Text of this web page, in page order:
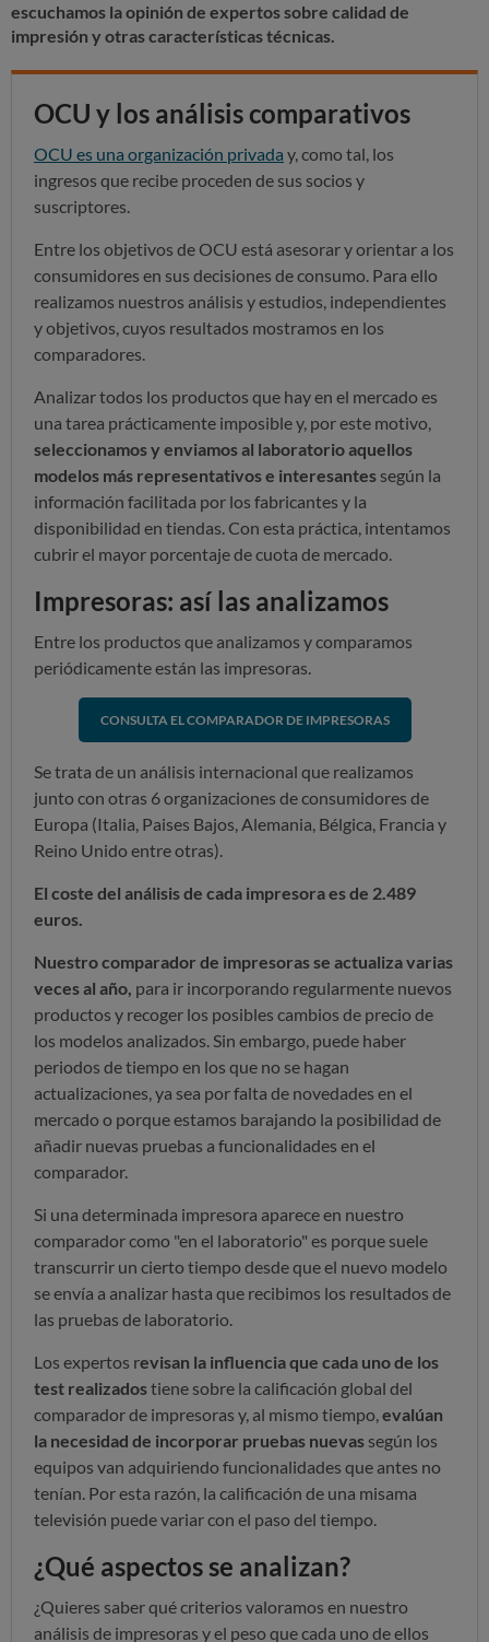
escuchamos la opinión de expertos sobre calidad de
impresión y otras características técnicas.
OCU y los análisis comparativos
OCU es una organización privada y, como tal, los
ingresos que recibe proceden de sus socios y
suscriptores.
Entre los objetivos de OCU está asesorar y orientar a los
consumidores en sus decisiones de consumo. Para ello
realizamos nuestros análisis y estudios, independientes
y objetivos, cuyos resultados mostramos en los
comparadores.
Analizar todos los productos que hay en el mercado es
una tarea prácticamente imposible y, por este motivo,
seleccionamos y enviamos al laboratorio aquellos
modelos más representativos e interesantes según la
información facilitada por los fabricantes y la
disponibilidad en tiendas. Con esta práctica, intentamos
cubrir el mayor porcentaje de cuota de mercado.
Impresoras: así las analizamos
Entre los productos que analizamos y comparamos
periódicamente están las impresoras.
CONSULTA EL COMPARADOR DE IMPRESORAS
Se trata de un análisis internacional que realizamos
junto con otras 6 organizaciones de consumidores de
Europa (Italia, Paises Bajos, Alemania, Bélgica, Francia y
Reino Unido entre otras).
El coste del análisis de cada impresora es de 2.489
euros.
Nuestro comparador de impresoras se actualiza varias
veces al año, para ir incorporando regularmente nuevos
productos y recoger los posibles cambios de precio de
los modelos analizados. Sin embargo, puede haber
periodos de tiempo en los que no se hagan
actualizaciones, ya sea por falta de novedades en el
mercado o porque estamos barajando la posibilidad de
añadir nuevas pruebas a funcionalidades en el
comparador.
Si una determinada impresora aparece en nuestro
comparador como "en el laboratorio" es porque suele
transcurrir un cierto tiempo desde que el nuevo modelo
se envía a analizar hasta que recibimos los resultados de
las pruebas de laboratorio.
Los expertos revisan la influencia que cada uno de los
test realizadostiene sobre la calificación global del
comparador de impresoras y, al mismo tiempo,evalúan
la necesidad de incorporar pruebas nuevas según los
equipos van adquiriendo funcionalidades que antes no
tenían. Por esta razón, la calificación de una misama
televisión puede variar con el paso del tiempo.
¿Qué aspectos se analizan?
¿Quieres saber qué criterios valoramos en nuestro
análisis de impresoras y el peso que cada uno de ellos